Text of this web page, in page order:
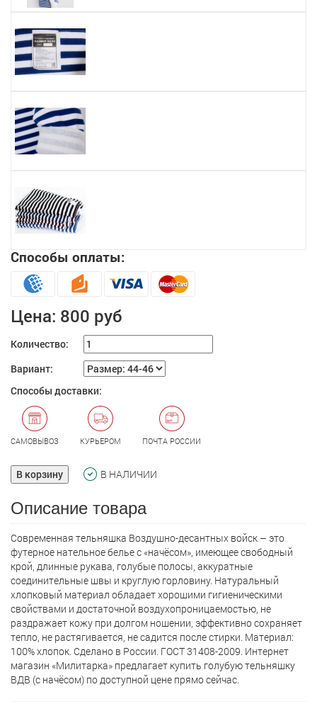
Способы оплаты:
Цена: 800 руб
Количество:
Вариант:
Способы доставки:
САМОВЫВОЗ КУРЬЕРОМ ПОЧТА РОССИИ
В корзину В НАЛИЧИИ
Описание товара
Современная тельняшка Воздушно-десантных войск – это
футерное нательное белье с «начёсом», имеющее свободный
крой, длинные рукава, голубые полосы, аккуратные
соединительные швы и круглую горловину. Натуральный
хлопковый материал обладает хорошими гигиеническими
свойствами и достаточной воздухопроницаемостью, не
раздражает кожу при долгом ношении, эффективно сохраняет
тепло, не растягивается, не садится после стирки. Материал:
100% хлопок. Сделано в России. ГОСТ 31408-2009. Интернет
магазин «Милитарка» предлагает кyпить голубую тельняшку
ВДВ (с начёсом) по доступной цене прямо сейчас.